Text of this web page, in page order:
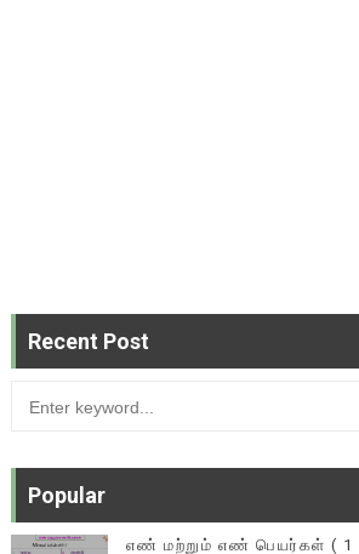
Recent Post
Popular
எண் மற்றும் எண் பெயர்கள் ( 1 -